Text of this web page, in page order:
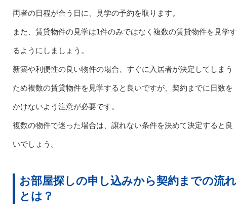
両者の日程が合う日に、見学の予約を取ります。
また、賃貸物件の見学は1件のみではなく複数の賃貸物件を見学す
るようにしましょう。
新築や利便性の良い物件の場合、すぐに入居者が決定してしまう
ため複数の賃貸物件を見学すると良いですが、契約までに日数を
かけないよう注意が必要です。
複数の物件で迷った場合は、譲れない条件を決めて決定すると良
いでしょう。
お部屋探しの申し込みから契約までの流れ
とは？